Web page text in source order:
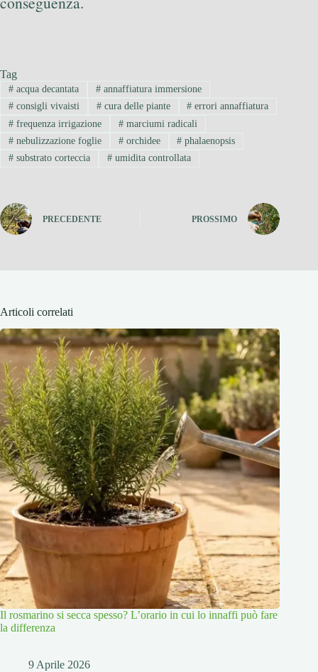
Tag
#acqua decantata #annaffiatura immersione
#consigli vivaisti #cura delle piante # errori annaffiatura
#frequenza irrigazione #marciumi radicali
#nebulizzazione foglie #orchidee # phalaenopsis
#substrato corteccia #umidita controllata
PRECEDENTE PROSSIMO
Articoli correlati
Il rosmarino si secca spesso? L’orario in cui lo innaffi può fare
la differenza
9 Aprile 2026